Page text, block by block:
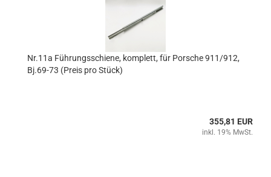
Nr.11a Führungsschiene, komplett, für Porsche 911/912,
Bj.69-73 (Preis pro Stück)
355,81 EUR
inkl. 19% MwSt.